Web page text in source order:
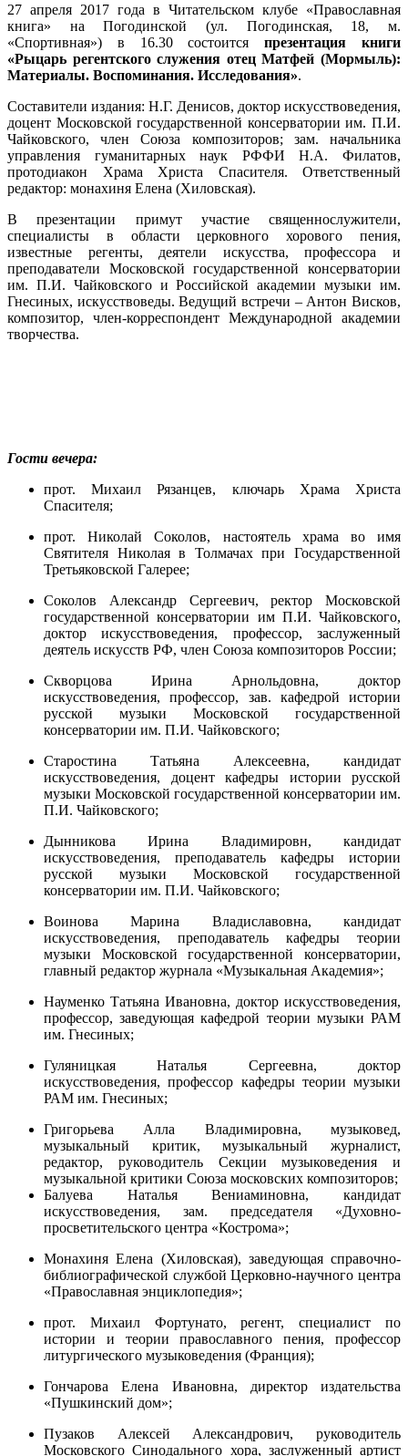
27 апреля 2017 года в Читательском клубе «Православная
книга» на Погодинской (ул. Погодинская, 18, м.
«Спортивная») в 16.30 состоитсяпрезентация книги
«Рыцарь регентского служения отец Матфей (Мормыль):
Материалы. Воспоминания. Исследования».
Составители издания: Н.Г. Денисов, доктор искусствоведения,
доцент Московской государственной консерватории им. П.И.
Чайковского, член Союза композиторов; зам. начальника
управления гуманитарных наук РФФИ Н.А. Филатов,
протодиакон Храма Христа Спасителя. Ответственный
редактор: монахиня Елена (Хиловская).
В презентации примут участие священнослужители,
специалисты в области церковного хорового пения,
известные регенты, деятели искусства, профессора и
преподаватели Московской государственной консерватории
им. П.И. Чайковского и Российской академии музыки им.
Гнесиных, искусствоведы. Ведущий встречи – Антон Висков,
композитор, член-корреспондент Международной академии
творчества.
Гости вечера:
прот. Михаил Рязанцев, ключарь Храма Христа
Спасителя;
прот. Николай Соколов, настоятель храма во имя
Святителя Николая в Толмачах при Государственной
Третьяковской Галерее;
Соколов Александр Сергеевич, ректор Московской
государственной консерватории им П.И. Чайковского,
доктор искусствоведения, профессор, заслуженный
деятель искусств РФ, член Союза композиторов России;
Скворцова Ирина Арнольдовна, доктор
искусствоведения, профессор, зав. кафедрой истории
русской музыки Московской государственной
консерватории им. П.И. Чайковского;
Старостина Татьяна Алексеевна, кандидат
искусствоведения, доцент кафедры истории русской
музыки Московской государственной консерватории им.
П.И. Чайковского;
Дынникова Ирина Владимировн, кандидат
искусствоведения, преподаватель кафедры истории
русской музыки Московской государственной
консерватории им. П.И. Чайковского;
Воинова Марина Владиславовна, кандидат
искусствоведения, преподаватель кафедры теории
музыки Московской государственной консерватории,
главный редактор журнала «Музыкальная Академия»;
Науменко Татьяна Ивановна, доктор искусствоведения,
профессор, заведующая кафедрой теории музыки РАМ
им. Гнесиных;
Гуляницкая Наталья Сергеевна, доктор
искусствоведения, профессор кафедры теории музыки
РАМ им. Гнесиных;
Григорьева Алла Владимировна, музыковед,
музыкальный критик, музыкальный журналист,
редактор, руководитель Секции музыковедения и
музыкальной критики Союза московских композиторов;
Балуева Наталья Вениаминовна, кандидат
искусствоведения, зам. председателя «Духовно-
просветительского центра «Кострома»;
Монахиня Елена (Хиловская), заведующая справочно-
библиографической службой Церковно-научного центра
«Православная энциклопедия»;
прот. Михаил Фортунато, регент, специалист по
истории и теории православного пения, профессор
литургического музыковедения (Франция);
Гончарова Елена Ивановна, директор издательства
«Пушкинский дом»;
Пузаков Алексей Александрович, руководитель
Московского Синодального хора, заслуженный артист